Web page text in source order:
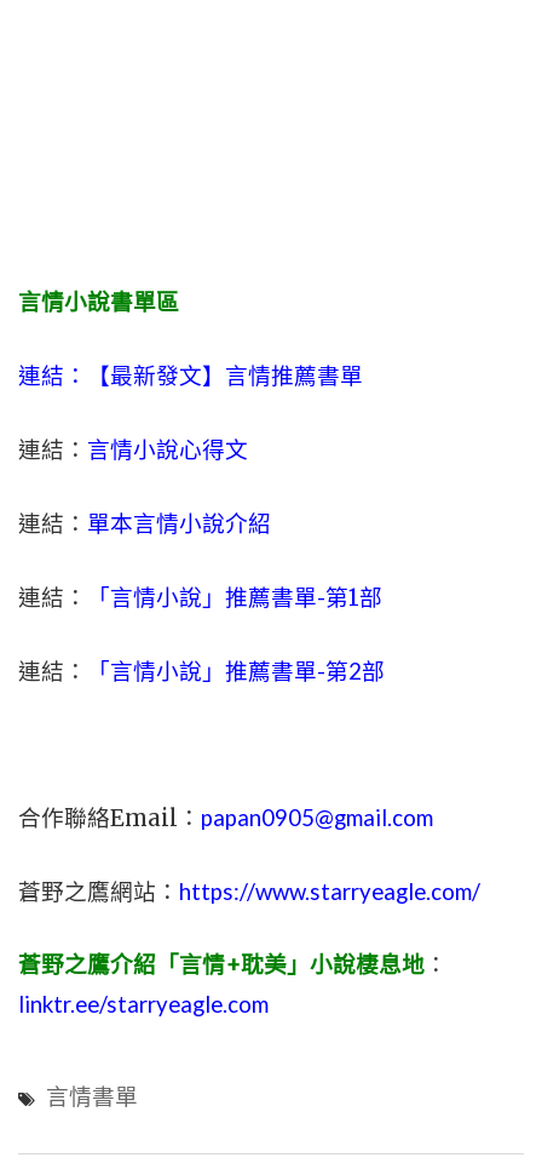
言情小說書單區
連結：【最新發文】 言情推薦書單
連結： 言情小說心得文
連結： 單本言情小說介紹
連結： 「言情小說」推薦書單-第1部
連結： 「言情小說」推薦書單-第2部
合作聯絡Email： papan0905@gmail.com
蒼野之鷹網站： https://www.starryeagle.com/
蒼野之鷹介紹「言情+耽美」小說棲息地 ：
linktr.ee/starryeagle.com
言情書單